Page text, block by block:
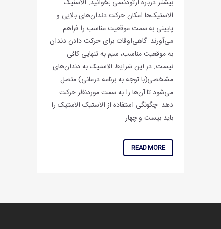
بیشتر درباره ارتودنسی بخوانید. الاستیک
الاستیک‌ها امکان حرکت دندان‌های بالایی و
پایینی به سمت موقعیت مناسب را فراهم
می‌آورند. گاهی‌اوقات برای حرکت دادن دندان
به موقعیت مناسب، سیم به تنهایی کافی
نیست. در این شرایط الاستیک به دندان‌های
مشخصی‌(با توجه به برنامه درمانی) متصل
می‌شود تا آن‌ها را به سمت مورد‌نظر حرکت
دهد. چگونگی استفاده از الاستیک الاستیک را
باید بیست و چهار...
READ MORE